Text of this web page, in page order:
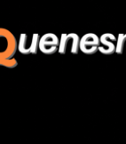
del vehículo
tomado de los
de pies y manos,